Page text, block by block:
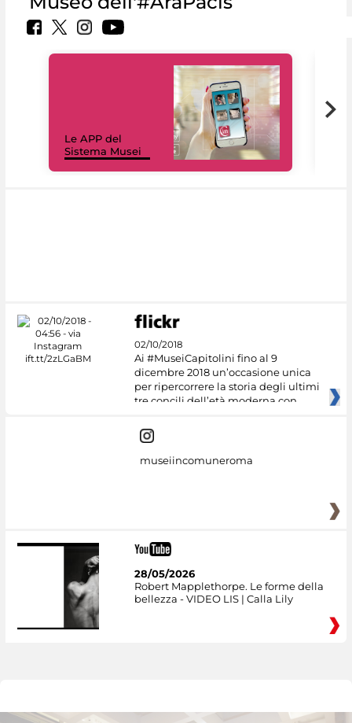
Le APP del
Sistema Musei
02/10/2018
Ai #MuseiCapitolini fino al 9
dicembre 2018 un’occasione unica
per ripercorrere la storia degli ultimi
tre concili dell’età moderna con
museiincomuneroma
28/05/2026
Robert Mapplethorpe. Le forme della
bellezza - VIDEO LIS | Calla Lily